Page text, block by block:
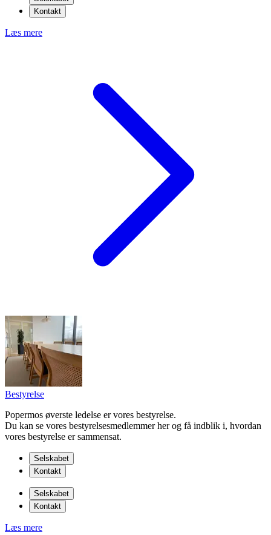
Kontakt
Læs mere
Bestyrelse
Popermos øverste ledelse er vores bestyrelse.
Du kan se vores bestyrelsesmedlemmer her og få indblik i, hvordan
vores bestyrelse er sammensat.
Selskabet
Kontakt
Selskabet
Kontakt
Læs mere